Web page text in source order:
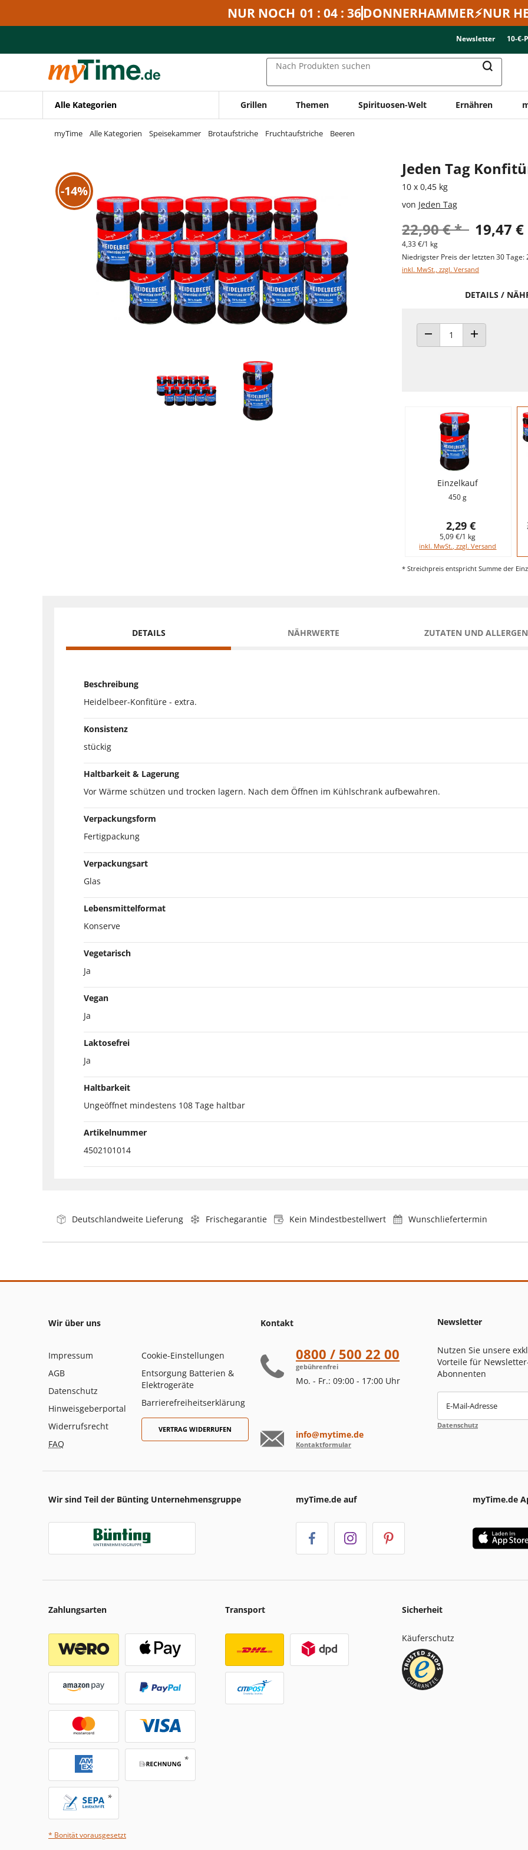
Zur Navigation springen
NUR NOCH 01 : 04 : 36DONNERHAMMER⚡NUR
Newsletter 10-€-
Nach Produkten suchen
Alle Kategorien Grillen Themen Spirituosen-Welt Ernähren
myTime Alle Kategorien Speisekammer Brotaufstriche Fruchtaufstriche Beeren
-14%
Jeden Tag
10 x 0,45 kg
von Jeden Tag
22,90 € * 19,47 €
4,33 €/1 kg
Niedrigster Preis der letzten 30 Tage:
inkl. MwSt., zzgl. Versand
DETAILS /
ANZAHL VERRINGERN
ANZAHL
Einzelkauf
450 g
2,29 €
5,09 €/1 kg
inkl. MwSt., zzgl. Versand
* Streichpreis entspricht Summe der
DETAILS NÄHRWERTE ZUTATEN UND
Beschreibung
Heidelbeer-Konfitüre - extra.
Konsistenz
stückig
Haltbarkeit & Lagerung
Vor Wärme schützen und trocken lagern. Nach dem Öffnen im Kühlschrank aufbewahren.
Verpackungsform
Fertigpackung
Verpackungsart
Glas
Lebensmittelformat
Konserve
Vegetarisch
Ja
Vegan
Ja
Laktosefrei
Ja
Haltbarkeit
Ungeöffnet mindestens 108 Tage haltbar
Artikelnummer
4502101014
Deutschlandweite Lieferung Frischegarantie Kein Mindestbestellwert Wunschliefertermin
Wir über uns
Impressum
AGB
Datenschutz
Hinweisgeberportal
Widerrufsrecht
FAQ
Cookie-Einstellungen
Entsorgung Batterien &
Elektrogeräte
Barrierefreiheitserklärung
VERTRAG WIDERRUFEN
Kontakt
0800 / 500 22 00
gebührenfrei
Mo. - Fr.: 09:00 - 17:00 Uhr
info@mytime.de
Kontaktformular
Newsletter
Nutzen Sie unsere
Vorteile für
Abonnenten
E-Mail-Adresse
Datenschutz
Wir sind Teil der Bünting Unternehmensgruppe myTime.de auf myTime.de
Zahlungsarten
* Bonität vorausgesetzt
Transport Sicherheit
Käuferschutz